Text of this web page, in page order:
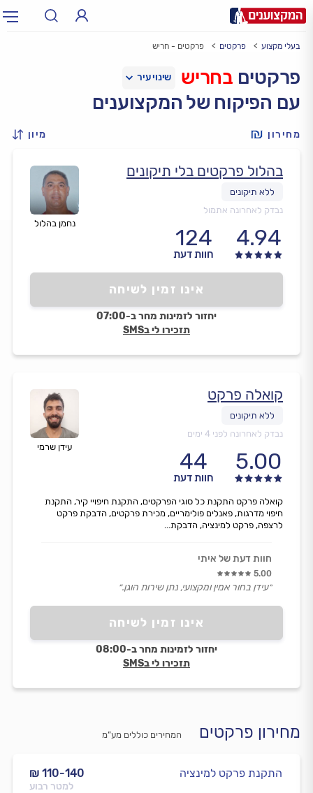
עירעיר: תל אביב, חיפה…
בעלי מקצוע פרקטים פרקטים - חריש
פרקטים בחריש
עם הפיקוח של המקצוענים
מחירון מיון
נחמן בהלול
בהלול פרקטים בלי תיקונים
נבדק לאחרונה אתמול
4.94
124
חוות דעת
אינו זמין לשיחה
יחזור לזמינות מחר ב-07:00
תזכירו לי בSMS
עידן שרמי
קואלה פרקט
נבדק לאחרונה לפני 4 ימים
5.00
44
חוות דעת
אינו זמין לשיחה
יחזור לזמינות מחר ב-08:00
תזכירו לי בSMS
קואלה פרקט התקנת כל סוגי הפרקטים, התקנת חיפויי קיר, התקנת
חיפוי מדרגות, פאנלים פולימריים, מכירת פרקטים, הדבקת פרקט
לרצפה, פרקט למינציה, הדבקת...
חוות דעת של איתי
5.00
״עידן בחור אמין ומקצועי, נתן שירות הוגן.״
מחירון פרקטים המחירים כוללים מע”מ
₪ 110-140
למטר רבוע
התקנת פרקט למינציה